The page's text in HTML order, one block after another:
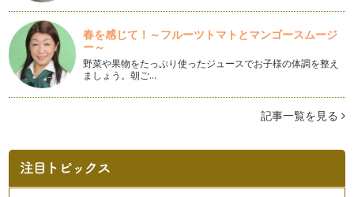
親子でイベントネイル 〜HALLOWEEN 編 〜
小さい時、お母さんに内緒で口紅をつけてみたり、マニキュア
の代わりにマジックで爪を塗ってみた…
ネイルカラーにトレンドを取り入れる NO.2
今年の秋冬の流行色は『黒 』。 そしてダークな色が大注目
カラーセラピーを取り入れたネイルを前回、前々回と書かせて
頂きましたが、カラーセラピーって何…
春を感じて！～フルーツトマトとマンゴースムージ
ー～
野菜や果物をたっぷり使ったジュースでお子様の体調を整え
ましょう。朝ご…
記事一覧を見る